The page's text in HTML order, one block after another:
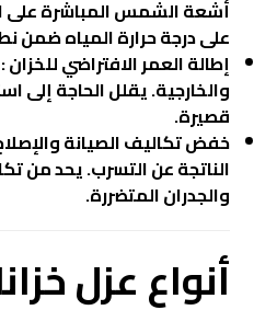
أشعة الشمس المباشرة على
على درجة حرارة المياه ضمن
إطالة العمر الافتراضي
والخارجية. يقلل الحاجة إلى
قصيرة.
خفض تكاليف الصيانة
الناتجة عن التسرب. يحد من
والجدران المتضررة.
أنواع عزل